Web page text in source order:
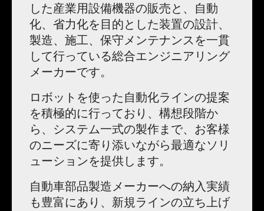
した産業用設備機器の販売と、自動
化、省力化を目的とした装置の設計、
製造、施工、保守メンテナンスを一貫
して行っている総合エンジニアリング
メーカーです。
ロボットを使った自動化ラインの提案
を積極的に行っており、構想段階か
ら、システム一式の製作まで、お客様
のニーズに寄り添いながら最適なソリ
ューションを提供します。
自動車部品製造メーカーへの納入実績
も豊富にあり、新規ラインの立ち上げ